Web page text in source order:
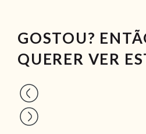
GOSTOU?
QUERER VER